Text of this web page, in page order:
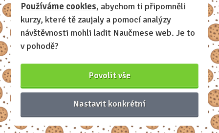
Naučmese, 2012-2026.
Sdílíme dovednosti, offline i online.
Používáme cookies, abychom ti připomněli
kurzy, které tě zaujaly a pomocí analýzy
návštěvnosti mohli ladit Naučmese web. Je to
v pohodě?
Povolit vše
Nastavit konkrétní